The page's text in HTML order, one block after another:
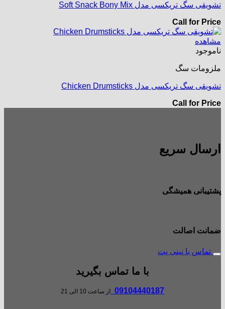
تشویقی سگ تریکسی مدل Soft Snack Bony Mix
Call for Price
مشاهده
ناموجود
ملزومات سگ
تشویقی سگ تریکسی مدل Chicken Drumsticks
Call for Price
ارسال سریع
پشتیبانی همیشگی
ضمانت اصالت
تماس با نینی پت
با ما تماس بگیرید
09104440187 از ساعت 10 الی 21